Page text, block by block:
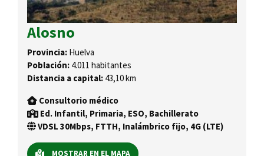
Alosno
Provincia: Huelva
Población: 4.011 habitantes
Distancia a capital: 43,10 km
Consultorio médico
Ed. Infantil, Primaria, ESO, Bachillerato
VDSL 30Mbps, FTTH, Inalámbrico fijo, 4G (LTE)
MOSTRAR EN EL MAPA